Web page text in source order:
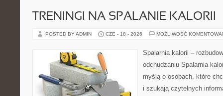
TRENINGI NA SPALANIE KALORII
POSTED BY ADMIN CZE - 18 - 2026 MOŻLIWOŚĆ
Spalarnia kalorii –
odchudzaniu Spalarnia
myślą o osobach, które
i szukają czytelnych